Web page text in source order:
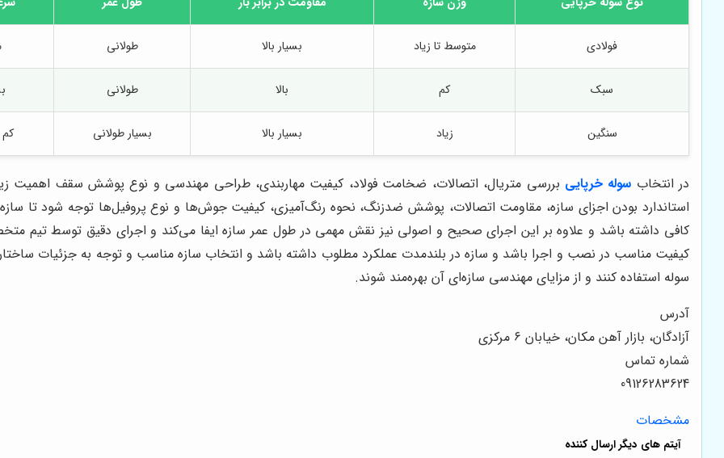
فولادی متوسط تا زیاد بسیار بالا طولانی
سبک کم بالا طولانی
سنگین زیاد بسیار بالا بسیار طولانی
در انتخاب سوله خرپایی بررسی متریال، اتصالات، ضخامت فولاد، کیفیت مهاربندی، طراحی مهندسی و نوع پوشش سقف اهمیت
استاندارد بودن اجزای سازه، مقاومت اتصالات، پوشش ضدزنگ، نحوه رنگ‌آمیزی، کیفیت جوش‌ها و نوع پروفیل‌ها توجه شود تا
کافی داشته باشد و علاوه بر این اجرای صحیح و اصولی نیز نقش مهمی در طول عمر سازه ایفا می‌کند و اجرای دقیق توسط تیم
کیفیت مناسب در نصب و اجرا باشد و سازه در بلندمدت عملکرد مطلوب داشته باشد و انتخاب سازه مناسب و توجه به جزئیات
سوله استفاده کنند و از مزایای مهندسی سازه‌ای آن بهره‌مند شوند.
آدرس
آزادگان، بازار آهن مکان، خیابان ۶ مرکزی
شماره تماس
09126283624
مشخصات